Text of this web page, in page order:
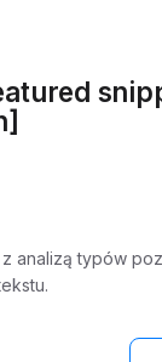
analizą typów